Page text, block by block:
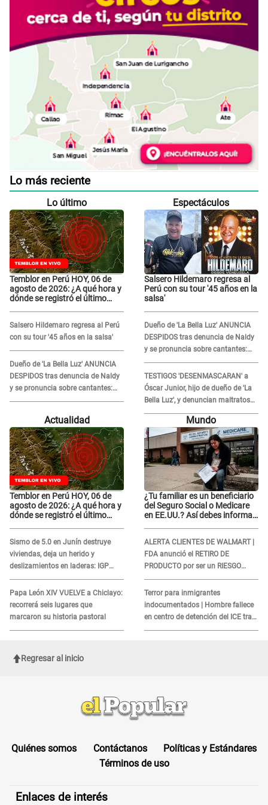
Lo más reciente
Lo último
Temblor en Perú HOY, 06 de
agosto de 2026: ¿A qué hora y
dónde se registró el último
Salsero Hildemaro regresa al Perú
con su tour '45 años en la salsa'
Dueño de 'La Bella Luz' ANUNCIA
DESPIDOS tras denuncia de Naldy
y se pronuncia sobre cantantes:
"Mis chicas están siendo
Espectáculos
Salsero Hildemaro regresa al
Perú con su tour '45 años en la
salsa'
Dueño de 'La Bella Luz' ANUNCIA
DESPIDOS tras denuncia de Naldy
y se pronuncia sobre cantantes:
"Mis chicas están siendo
vulneradas"
TESTIGOS 'DESENMASCARAN' a
Óscar Junior, hijo de dueño de 'La
Bella Luz', y denuncian maltratos
en la orquesta: "Los humilla..."
Actualidad
Temblor en Perú HOY, 06 de
agosto de 2026: ¿A qué hora y
dónde se registró el último
Sismo de 5.0 en Junín destruye
viviendas, deja un herido y
deslizamientos en laderas: IGP
alerta sobre posibles réplicas
Papa León XIV VUELVE a Chiclayo:
recorrerá seis lugares que
marcaron su historia pastoral
Mundo
¿Tu familiar es un beneficiario
del Seguro Social o Medicare
en EE.UU.? Así debes informar
ALERTA CLIENTES DE WALMART |
FDA anunció el RETIRO DE
PRODUCTO por ser un RIESGO
MORTAL para consumidores: ¿Cuál
es?
Terror para inmigrantes
indocumentados | Hombre fallece
en centro de detención del ICE tras
sufrir una "emergencia médica"
Regresar al inicio
Quiénes somos Contáctanos
Políticas y Estándares
Términos de uso
Enlaces de interés